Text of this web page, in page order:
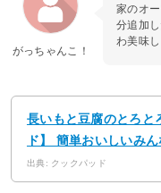
がっちゃんこ！
家のオ
分追加
わ美味
長いもと豆腐のとろ
ド】 簡単おいしいみ
出典: クックパッド